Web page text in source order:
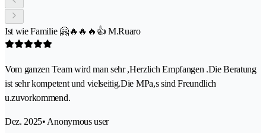
Ist wie Familie 🤗🔥🔥🔥👍 M.Ruaro
Vom ganzen Team wird man sehr ,Herzlich Empfangen .Die Beratung
ist sehr kompetent und vielseitig.Die MPa,s sind Freundlich
u.zuvorkommend.
Dez. 2025• Anonymous user